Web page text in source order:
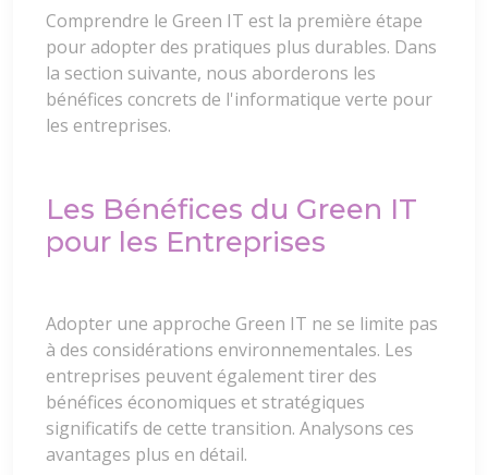
Comprendre le Green IT est la première étape
pour adopter des pratiques plus durables. Dans
la section suivante, nous aborderons les
bénéfices concrets de l'informatique verte pour
les entreprises.
Les Bénéfices du Green IT
pour les Entreprises
Adopter une approche Green IT ne se limite pas
à des considérations environnementales. Les
entreprises peuvent également tirer des
bénéfices économiques et stratégiques
significatifs de cette transition. Analysons ces
avantages plus en détail.